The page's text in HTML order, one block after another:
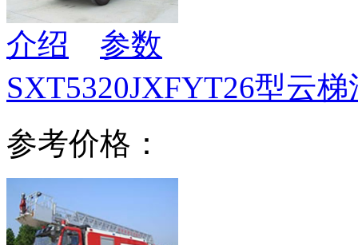
介绍
参数
SXT5320JXFYT26型云
参考价格：